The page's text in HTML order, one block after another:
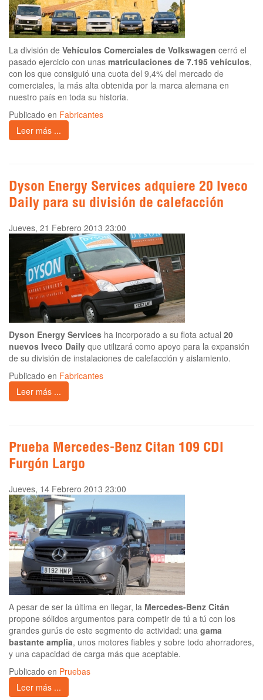
La división de Vehículos Comerciales de Volkswagen cerró el
pasado ejercicio con unas matriculaciones de 7.195 vehículos,
con los que consiguió una cuota del 9,4% del mercado de
comerciales, la más alta obtenida por la marca alemana en
nuestro país en toda su historia.
Publicado en Fabricantes
Leer más ...
Dyson Energy Services adquiere 20 Iveco
Daily para su división de calefacción
Jueves, 21 Febrero 2013 23:00
Dyson Energy Services ha incorporado a su flota actual 20
nuevos Iveco Daily que utilizará como apoyo para la expansión
de su división de instalaciones de calefacción y aislamiento.
Publicado en Fabricantes
Leer más ...
Prueba Mercedes-Benz Citan 109 CDI
Furgón Largo
Jueves, 14 Febrero 2013 23:00
A pesar de ser la última en llegar, la Mercedes-Benz Citán
propone sólidos argumentos para competir de tú a tú con los
grandes gurús de este segmento de actividad: una gama
bastante amplia, unos motores fiables y sobre todo ahorradores,
y una capacidad de carga más que aceptable.
Publicado en Pruebas
Leer más ...